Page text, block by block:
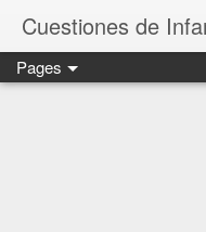
Cuestiones de
Pages